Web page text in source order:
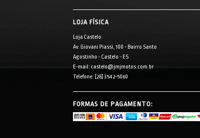
LOJA FÍSICA
Loja Castelo:
Av. Giovani Piassi, 100 - Bairro Santo
Agostinho - Castelo - ES
E-mail: castelo@jmjmotos.com.br
Telefone: [28] 3542-5060
FORMAS DE PAGAMENTO: